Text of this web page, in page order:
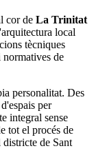
cor de La Trinitat
local
tècniques
normatives de
personalitat. Des
per
integral sense
tot el procés de
de Sant